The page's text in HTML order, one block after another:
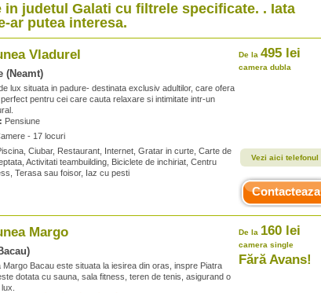
in judetul Galati cu filtrele specificate. . Iata
ar putea interesa.
Vladurel
(Neamt)
lux situata in padure- destinata exclusiv adultilor, care ofera
pentru cei care cauta relaxare si intimitate intr-un
Pensiune
- 17 locuri
Ciubar, Restaurant, Internet, Gratar in curte, Carte de
Activitati teambuilding, Biciclete de inchiriat, Centru
Terasa sau foisor, Iaz cu pesti
De la 495 lei
camera dubla
Vezi aici telefonul
Contacteaza
Margo
Margo Bacau este situata la iesirea din oras, inspre Piatra
dotata cu sauna, sala fitness, teren de tenis, asigurand o
De la 160 lei
camera single
Fără Avans!